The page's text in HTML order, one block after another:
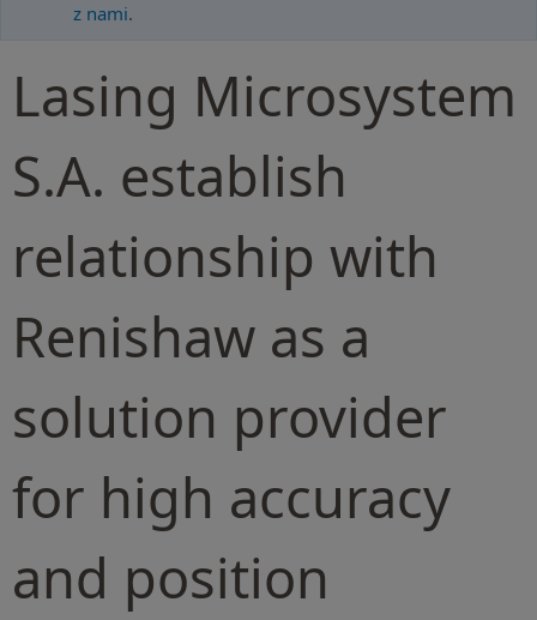
z nami.
Lasing Microsystem
S.A. establish
relationship with
Renishaw as a
solution provider
for high accuracy
and position